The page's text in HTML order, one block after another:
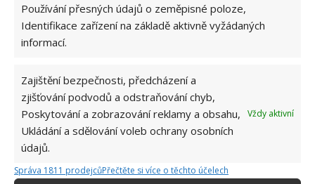
Používání přesných údajů o zeměpisné poloze,
Identifikace zařízení na základě aktivně vyžádaných
informací.
Zajištění bezpečnosti, předcházení a
zjišťování podvodů a odstraňování chyb,
Poskytování a zobrazování reklamy a obsahu,
Ukládání a sdělování voleb ochrany osobních
údajů.
Vždy aktivní
Správa 1811 prodejcůPřečtěte si více o těchto účelech
ŽHAVÉ NOVINKY
je odpudí i jablečný ocet a přípravek na mytí
nádobí
9.8.2026
zahrádku postaráno. Hlavní roli hrají plastové
lahve